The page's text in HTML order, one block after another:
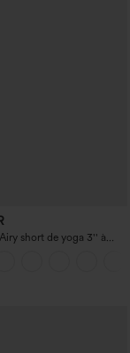
short de yoga 3'' à
InstantCool, avec